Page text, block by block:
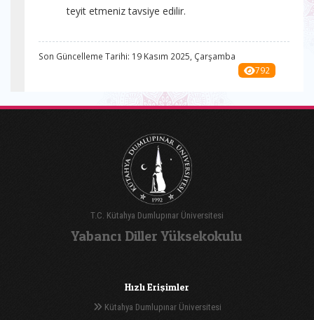
teyit etmeniz tavsiye edilir.
Son Güncelleme Tarihi: 19 Kasım 2025, Çarşamba
792
T.C. Kütahya Dumlupınar Üniversitesi
Yabancı Diller Yüksekokulu
Hızlı Erişimler
Kütahya Dumlupınar Üniversitesi